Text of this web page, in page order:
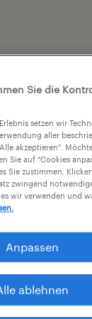
Sie die
setzen wir
aller
akzeptieren".
Sie auf "Cookies
Sie zustimmen.
zwingend
wir verwenden und
Anpassen
ablehnen